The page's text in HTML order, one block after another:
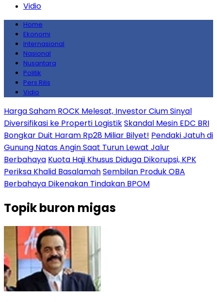
Vidio
Home
Ekonomi
Internasional
Nasional
Nusantara
Politik
Pers Rilis
Vidio
Harga Saham ROCK Melesat, Investor Cium Sinyal
Diversifikasi ke Properti LogistikSkandal Mesin EDC BRI
Bongkar Duit Haram Rp28 Miliar Bilyet! Pendaki Jatuh di
Gunung Natas Angin Saat Turun Lewat Jalur
Berbahaya Kuota Haji Khusus Diduga Dikorupsi, KPK
Periksa Khalid BasalamahSembilan Produk OBA
Berbahaya Dikenakan Tindakan BPOM
Topikburon migas